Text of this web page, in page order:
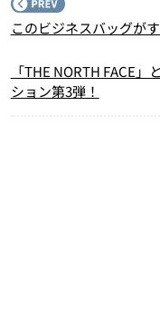
このビジネスバッグが
「THE NORTH FACE
ション第3弾！